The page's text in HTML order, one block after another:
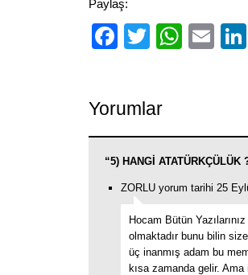
Paylaş:
Facebook
Twitter
Yorumlar
“5) HANGİ
ZORLU yorum tarihi 25
Hocam Bütün
olmaktadır bunu bilin
üç inanmış adam bu
kısa zamanda gelir.